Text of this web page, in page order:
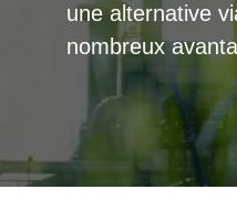
une alternative
nombreux